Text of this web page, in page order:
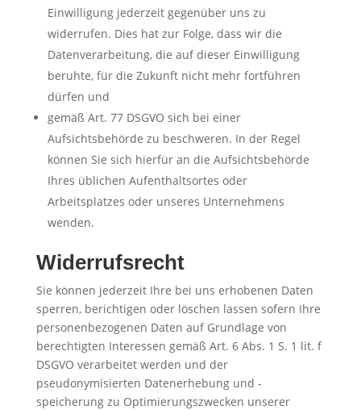
Einwilligung jederzeit gegenüber uns zu
widerrufen. Dies hat zur Folge, dass wir die
Datenverarbeitung, die auf dieser Einwilligung
beruhte, für die Zukunft nicht mehr fortführen
dürfen und
gemäß Art. 77 DSGVO sich bei einer
Aufsichtsbehörde zu beschweren. In der Regel
können Sie sich hierfür an die Aufsichtsbehörde
Ihres üblichen Aufenthaltsortes oder
Arbeitsplatzes oder unseres Unternehmens
wenden.
Widerrufsrecht
Sie können jederzeit Ihre bei uns erhobenen Daten
sperren, berichtigen oder löschen lassen sofern Ihre
personenbezogenen Daten auf Grundlage von
berechtigten Interessen gemäß Art. 6 Abs. 1 S. 1 lit. f
DSGVO verarbeitet werden und der
pseudonymisierten Datenerhebung und -
speicherung zu Optimierungszwecken unserer